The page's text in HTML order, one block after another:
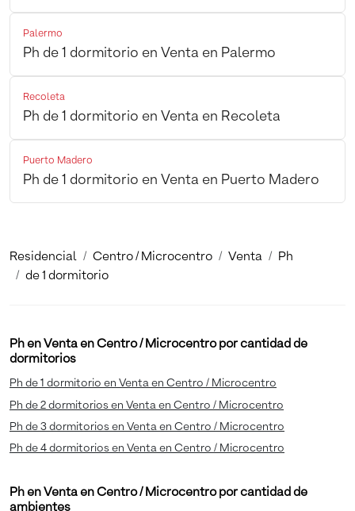
Palermo
Ph de 1 dormitorio en Venta en Palermo
Recoleta
Ph de 1 dormitorio en Venta en Recoleta
Puerto Madero
Ph de 1 dormitorio en Venta en Puerto Madero
Residencial Centro / Microcentro Venta
Ph
de 1 dormitorio
Ph en Venta en Centro / Microcentro por cantidad de
dormitorios
Ph de 1 dormitorio en Venta en Centro / Microcentro
Ph de 2 dormitorios en Venta en Centro / Microcentro
Ph de 3 dormitorios en Venta en Centro / Microcentro
Ph de 4 dormitorios en Venta en Centro / Microcentro
Ph en Venta en Centro / Microcentro por cantidad de
ambientes